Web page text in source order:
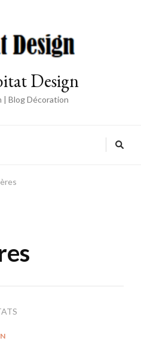
Design
| Blog Décoration